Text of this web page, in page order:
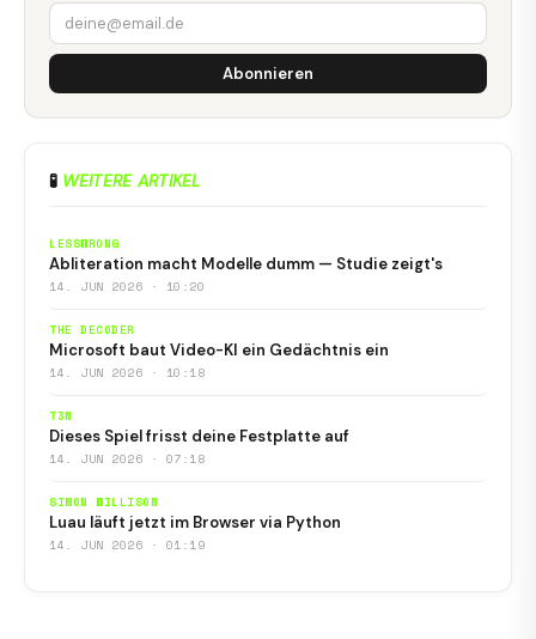
Abonnieren
🧪 WEITERE ARTIKEL
LESSWRONG
Abliteration macht Modelle dumm — Studie zeigt's
14. JUN 2026 · 10:20
THE DECODER
Microsoft baut Video-KI ein Gedächtnis ein
14. JUN 2026 · 10:18
T3N
Dieses Spiel frisst deine Festplatte auf
14. JUN 2026 · 07:18
SIMON WILLISON
Luau läuft jetzt im Browser via Python
14. JUN 2026 · 01:19